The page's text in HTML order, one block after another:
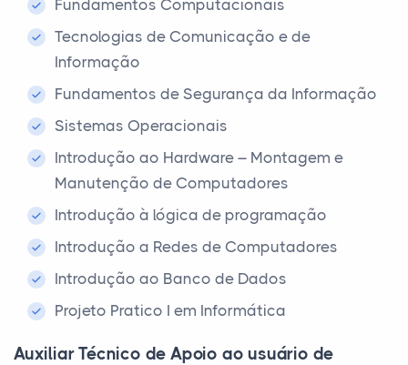
Fundamentos Computacionais
Tecnologias de Comunicação e de
Informação
Fundamentos de Segurança da Informação
Sistemas Operacionais
Introdução ao Hardware – Montagem e
Manutenção de Computadores
Introdução à lógica de programação
Introdução a Redes de Computadores
Introdução ao Banco de Dados
Projeto Pratico I em Informática
Auxiliar Técnico de Apoio ao usuário de